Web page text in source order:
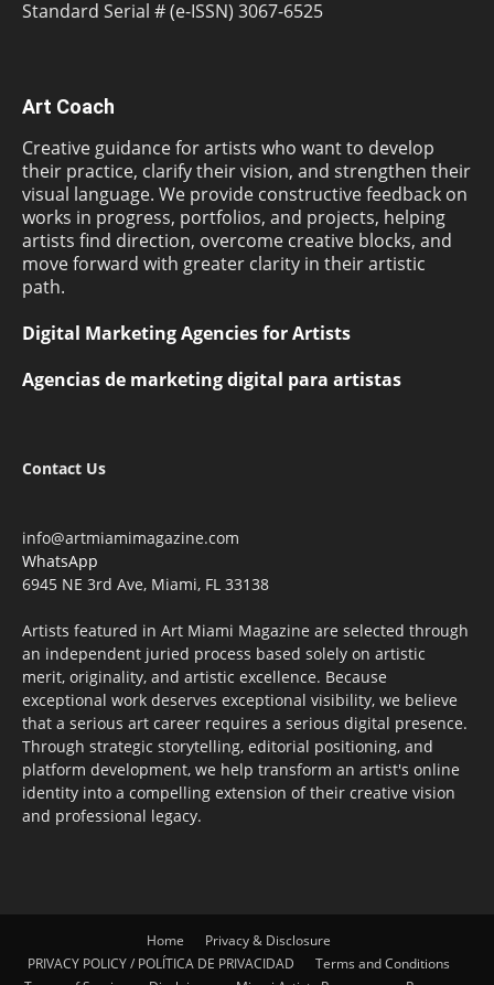
Standard Serial # (e-ISSN) 3067-6525
Art Coach
Creative guidance for artists who want to develop
their practice, clarify their vision, and strengthen their
visual language. We provide constructive feedback on
works in progress, portfolios, and projects, helping
artists find direction, overcome creative blocks, and
move forward with greater clarity in their artistic
path.
Digital Marketing Agencies for Artists
Agencias de marketing digital para artistas
Contact Us
info@artmiamimagazine.com
WhatsApp
6945 NE 3rd Ave, Miami, FL 33138
Artists featured in Art Miami Magazine are selected through
an independent juried process based solely on artistic
merit, originality, and artistic excellence. Because
exceptional work deserves exceptional visibility, we believe
that a serious art career requires a serious digital presence.
Through strategic storytelling, editorial positioning, and
platform development, we help transform an artist's online
identity into a compelling extension of their creative vision
and professional legacy.
Home
Privacy & Disclosure
PRIVACY POLICY / POLÍTICA DE PRIVACIDAD
Terms and Conditions